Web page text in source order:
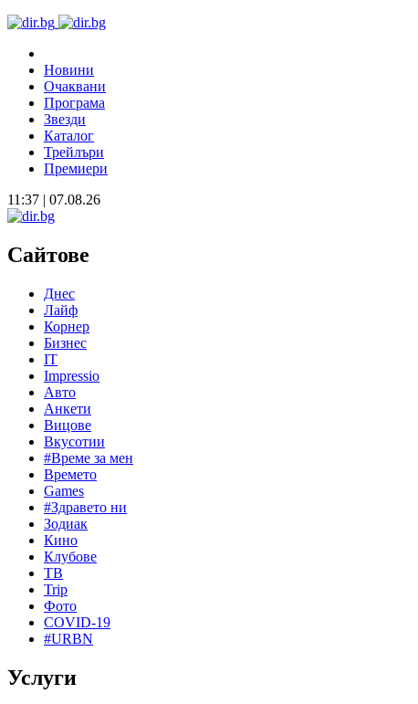
Новини
Очаквани
Програма
Звезди
Каталог
Трейлъри
Премиери
11:37 | 07.08.26
Сайтове
Днес
Лайф
Корнер
Бизнес
IT
Impressio
Авто
Анкети
Вицове
Вкусотии
#Време за мен
Времето
Games
#Здравето ни
Зодиак
Кино
Клубове
ТВ
Trip
Фото
COVID-19
#URBN
Услуги